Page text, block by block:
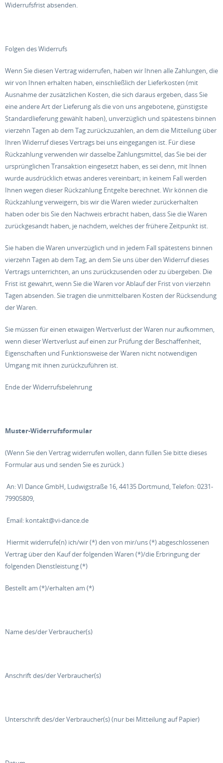
Widerrufsfrist absenden.
Folgen des Widerrufs
Wenn Sie diesen Vertrag widerrufen, haben wir Ihnen alle Zahlungen, die
wir von Ihnen erhalten haben, einschließlich der Lieferkosten (mit
Ausnahme der zusätzlichen Kosten, die sich daraus ergeben, dass Sie
eine andere Art der Lieferung als die von uns angebotene, günstigste
Standardlieferung gewählt haben), unverzüglich und spätestens binnen
vierzehn Tagen ab dem Tag zurückzuzahlen, an dem die Mitteilung über
Ihren Widerruf dieses Vertrags bei uns eingegangen ist. Für diese
Rückzahlung verwenden wir dasselbe Zahlungsmittel, das Sie bei der
ursprünglichen Transaktion eingesetzt haben, es sei denn, mit Ihnen
wurde ausdrücklich etwas anderes vereinbart; in keinem Fall werden
Ihnen wegen dieser Rückzahlung Entgelte berechnet. Wir können die
Rückzahlung verweigern, bis wir die Waren wieder zurückerhalten
haben oder bis Sie den Nachweis erbracht haben, dass Sie die Waren
zurückgesandt haben, je nachdem, welches der frühere Zeitpunkt ist.
Sie haben die Waren unverzüglich und in jedem Fall spätestens binnen
vierzehn Tagen ab dem Tag, an dem Sie uns über den Widerruf dieses
Vertrags unterrichten, an uns zurückzusenden oder zu übergeben. Die
Frist ist gewahrt, wenn Sie die Waren vor Ablauf der Frist von vierzehn
Tagen absenden. Sie tragen die unmittelbaren Kosten der Rücksendung
der Waren.
Sie müssen für einen etwaigen Wertverlust der Waren nur aufkommen,
wenn dieser Wertverlust auf einen zur Prüfung der Beschaffenheit,
Eigenschaften und Funktionsweise der Waren nicht notwendigen
Umgang mit ihnen zurückzuführen ist.
Ende der Widerrufsbelehrung
Muster-Widerrufsformular
(Wenn Sie den Vertrag widerrufen wollen, dann füllen Sie bitte dieses
Formular aus und senden Sie es zurück.)
An: VI Dance GmbH, Ludwigstraße 16, 44135 Dortmund, Telefon: 0231-
79905809,
Email: kontakt@vi-dance.de
Hiermit widerrufe(n) ich/wir (*) den von mir/uns (*) abgeschlossenen
Vertrag über den Kauf der folgenden Waren (*)/die Erbringung der
folgenden Dienstleistung (*)
Bestellt am (*)/erhalten am (*)
Name des/der Verbraucher(s)
Anschrift des/der Verbraucher(s)
Unterschrift des/der Verbraucher(s) (nur bei Mitteilung auf Papier)